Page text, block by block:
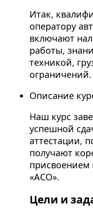
Итак,
оператору
включают
работы,
техникой,
ограничений.
Описание
Наш курс
успешной
аттестации,
получают
«АСО».
Цели и